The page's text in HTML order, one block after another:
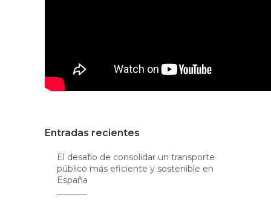
Entradas recientes
El desafío de consolidar un transporte
público más eficiente y sostenible en
España